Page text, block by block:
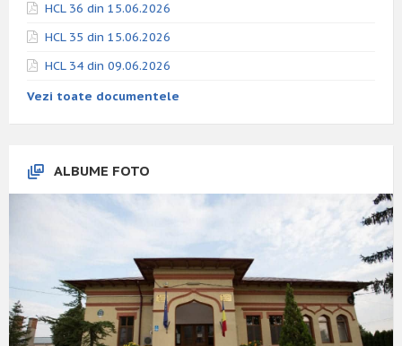
HCL 36 din 15.06.2026
HCL 35 din 15.06.2026
HCL 34 din 09.06.2026
Vezi toate documentele
ALBUME FOTO